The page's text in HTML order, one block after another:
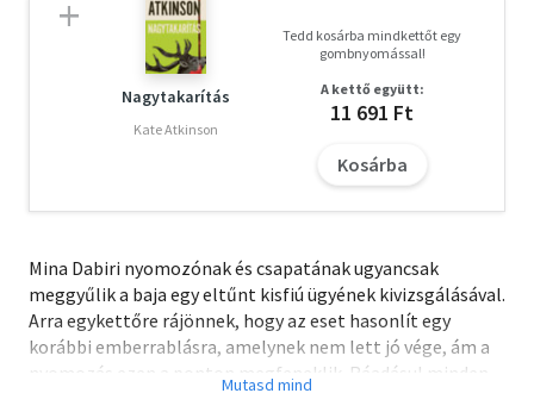
Nagytakarítás
Kate Atkinson
Tedd kosárba mindkettőt egy
gombnyomással!
A kettő együtt:
11 691 Ft
Kosárba
Mina Dabiri nyomozónak és csapatának ugyancsak
meggyűlik a baja egy eltűnt kisfiú ügyének kivizsgálásával.
Arra egykettőre rájönnek, hogy az eset hasonlít egy
korábbi emberrablásra, amelynek nem lett jó vége, ám a
nyomozás ezen a ponton megfeneklik. Ráadásul minden
jel arra mutat, hogy a bűntények sora folytatódni fog, és